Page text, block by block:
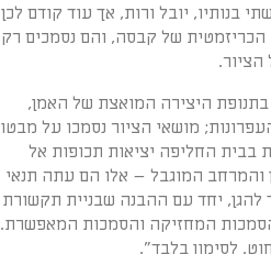
יובל ורות, אך עוד קודם לכן
הכריזמטית של קבסה, והם נסמכים רק
היצירה המואצת של האמן,
מושאי הציור נסמכו על מבטו
החליפה יציאות תכופות אל
והמרחב המוגבל – אלו הם עתה תנאי
יחד עם ההבנה שבניית תקשורת
הסמכות המחזיקה והסמכות המאפשרת.
לסימון בלבד".